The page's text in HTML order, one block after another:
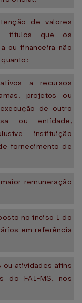
de valores
títulos que os
ou financeira não
a recursos
projetos ou
de outro
ou entidade,
instituição
fornecimento de
remuneração
no inciso I do
em referência
atividades afins
do FAI-MS, nos